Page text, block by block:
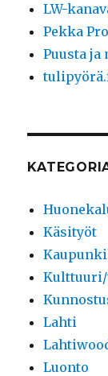
LW-
Pekka
Puusta ja
Käsityöt
Lahti
Luonto